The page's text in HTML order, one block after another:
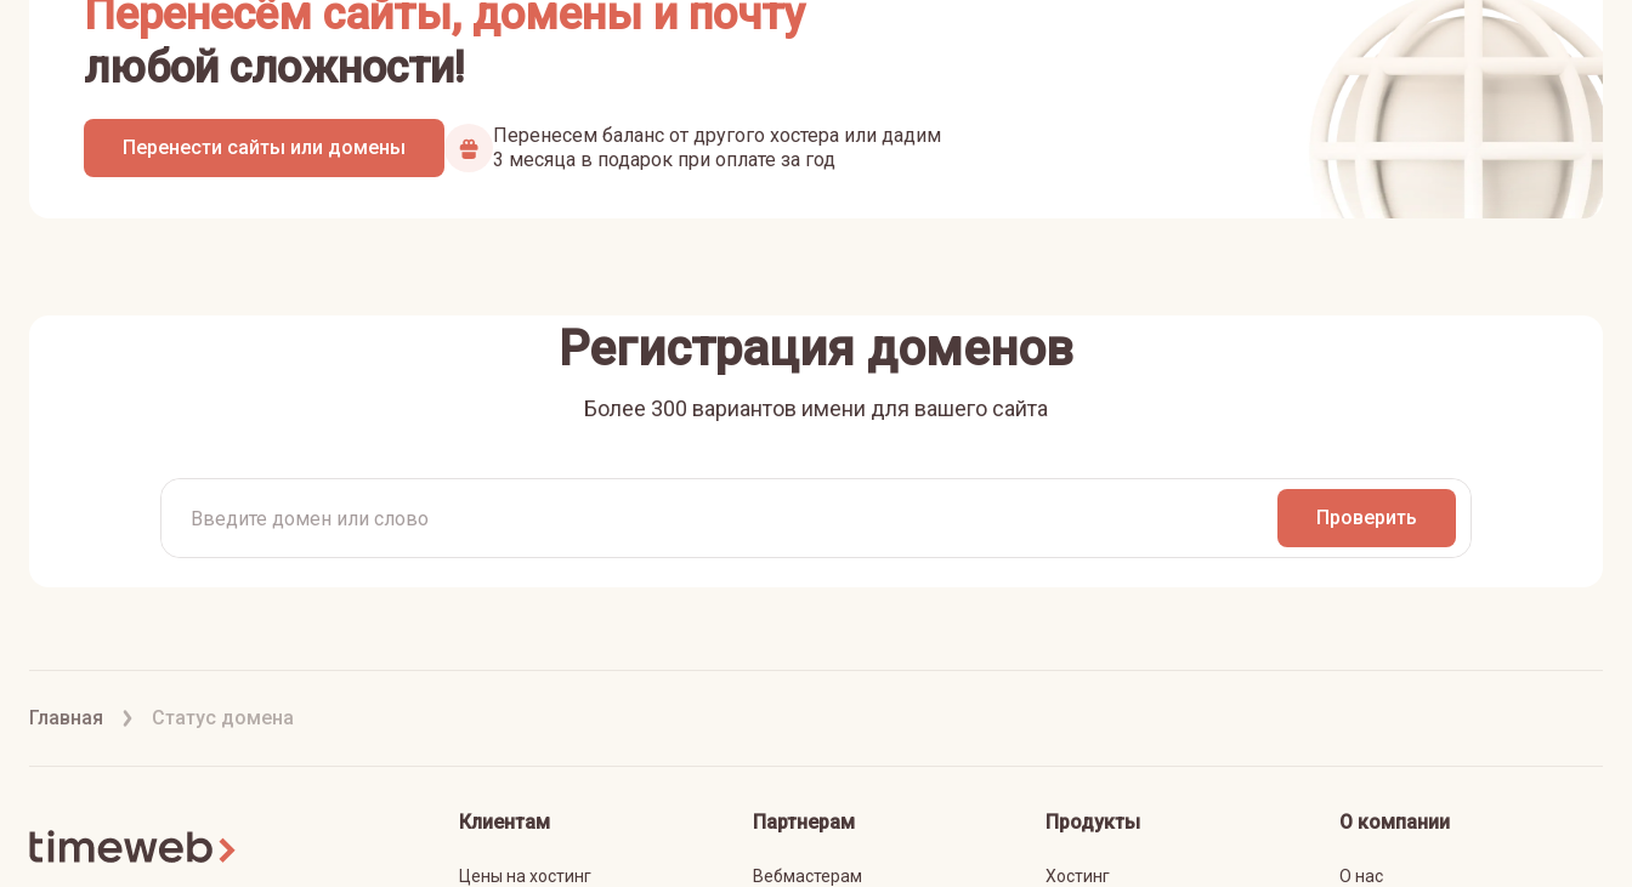
Перенесём сайты, домены и почту
любой сложности!
Перенести сайты или домены
Перенесем баланс от другого хостера или дадим
3 месяца в подарок при оплате за год
Регистрация доменов
Более 300 вариантов имени для вашего сайта
Проверить
Главная Статус домена
Клиентам
Цены на хостинг
Партнерам
Вебмастерам
Продукты
Хостинг
О компании
О нас